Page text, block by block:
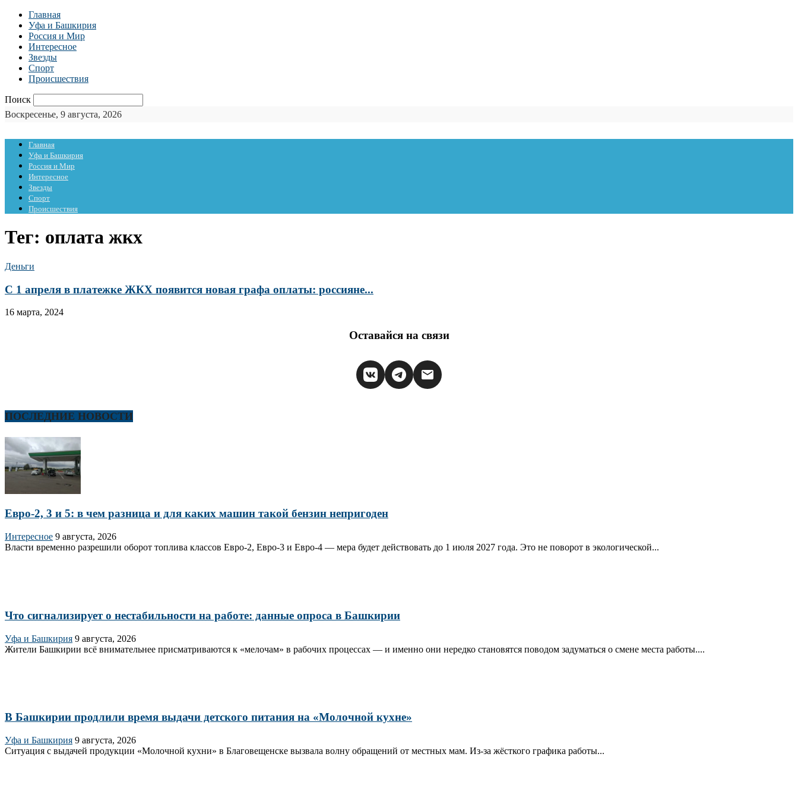
Главная
Уфа и Башкирия
Россия и Мир
Интересное
Звезды
Спорт
Происшествия
Поиск
Воскресенье, 9 августа, 2026
Главная
Уфа и Башкирия
Россия и Мир
Интересное
Звезды
Спорт
Происшествия
Тег: оплата жкх
Деньги
С 1 апреля в платежке ЖКХ появится новая графа оплаты: россияне...
16 марта, 2024
Оставайся на связи
ПОСЛЕДНИЕ НОВОСТИ
Евро-2, 3 и 5: в чем разница и для каких машин такой бензин непригоден
Интересное 9 августа, 2026
Власти временно разрешили оборот топлива классов Евро‑2, Евро‑3 и Евро‑4 — мера будет действовать до 1 июля 2027 года. Это не поворот в экологической...
Что сигнализирует о нестабильности на работе: данные опроса в Башкирии
Уфа и Башкирия 9 августа, 2026
Жители Башкирии всё внимательнее присматриваются к «мелочам» в рабочих процессах — и именно они нередко становятся поводом задуматься о смене места работы....
В Башкирии продлили время выдачи детского питания на «Молочной кухне»
Уфа и Башкирия 9 августа, 2026
Ситуация с выдачей продукции «Молочной кухни» в Благовещенске вызвала волну обращений от местных мам. Из‑за жёсткого графика работы...